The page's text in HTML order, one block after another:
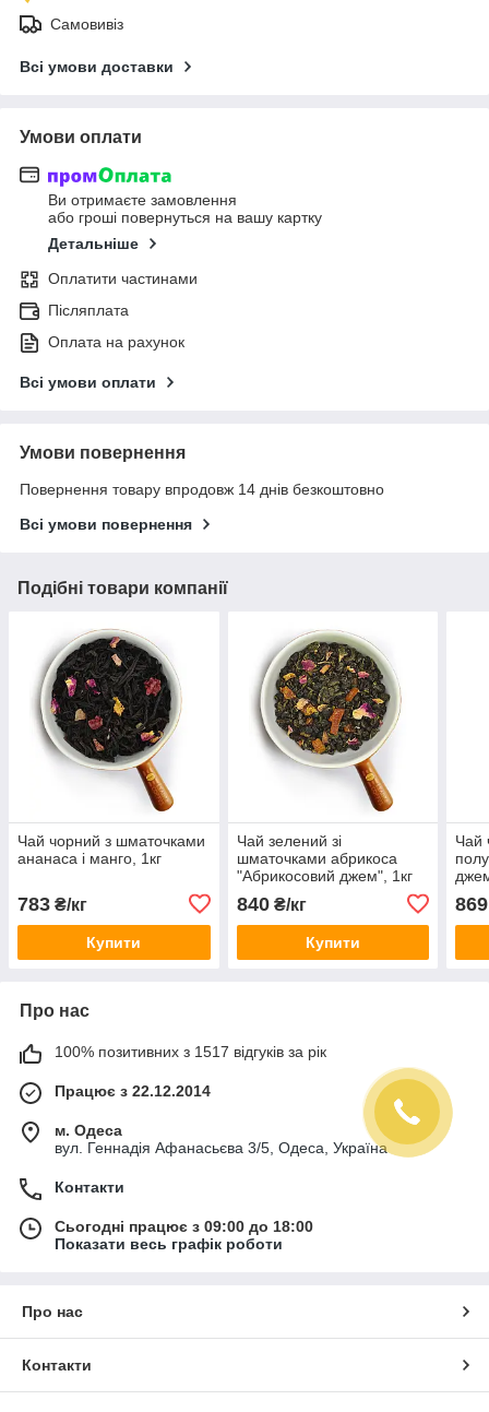
Самовивіз
Всі умови доставки
Умови оплати
Ви отримаєте замовлення
або гроші повернуться на вашу картку
Детальніше
Оплатити частинами
Післяплата
Оплата на рахунок
Всі умови оплати
Умови повернення
Повернення товару впродовж 14 днів безкоштовно
Всі умови повернення
Подібні товари компанії
Чай чорний з шматочками
ананаса і манго, 1кг
783 ₴/кг
Купити
Чай зелений зі
шматочками абрикоса
"Абрикосовий джем", 1кг
840₴/кг
Купити
Чай
869
Про нас
100% позитивних з 1517 відгуків за рік
Працює з 22.12.2014
м. Одеса
вул. Геннадія Афанасьєва 3/5, Одеса, Україна
Контакти
Сьогодні працює з 09:00 до 18:00
Показати весь графік роботи
Про нас
Контакти